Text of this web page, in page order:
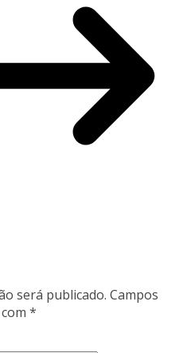
será publicado. Campos
*